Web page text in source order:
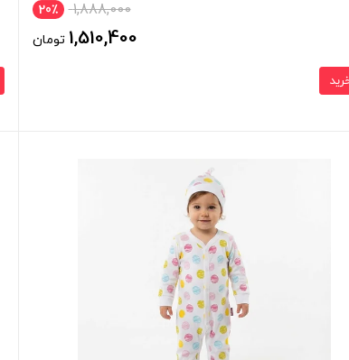
1,888,000 20٪
1,510,400 تومان